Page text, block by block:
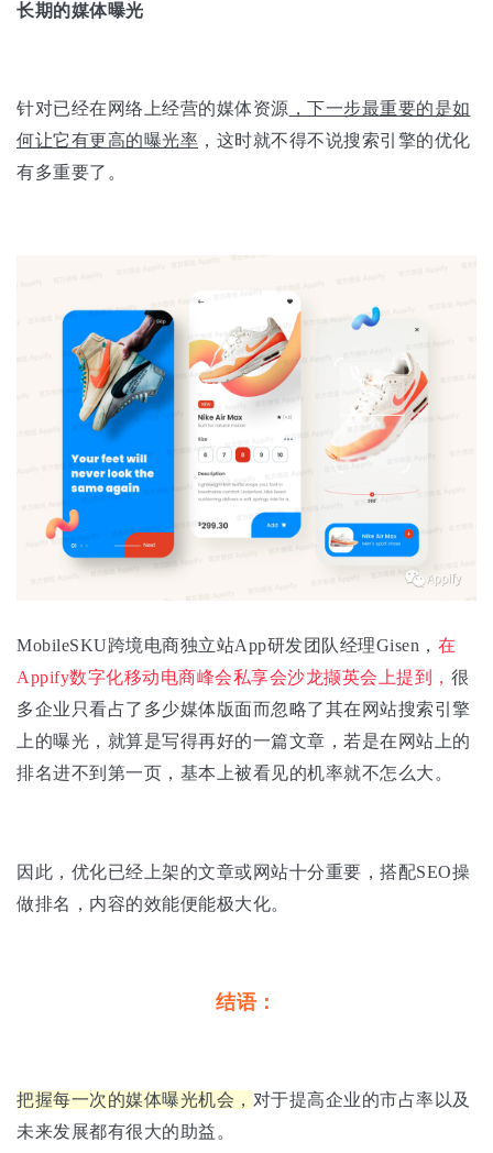
长期的媒体曝光
针对已经在网络上经营的媒体资源 ，下一步最重要的是如
何让它有更高的曝光率 ，这时就不得不说搜索引擎的优化
有多重要了。
MobileSKU跨境电商独立站App研发团队经理Gisen， 在
Appify数字化移动电商峰会私享会沙龙撷英会上提到， 很
多企业只看占了多少媒体版面而忽略了其在网站搜索引擎
上的曝光，就算是写得再好的一篇文章，若是在网站上的
排名进不到第一页，基本上被看见的机率就不怎么大。
因此，优化已经上架的文章或网站十分重要，搭配SEO操
做排名，内容的效能便能极大化。
结语：
把握每一次的媒体曝光机会， 对于提高企业的市占率以及
未来发展都有很大的助益。